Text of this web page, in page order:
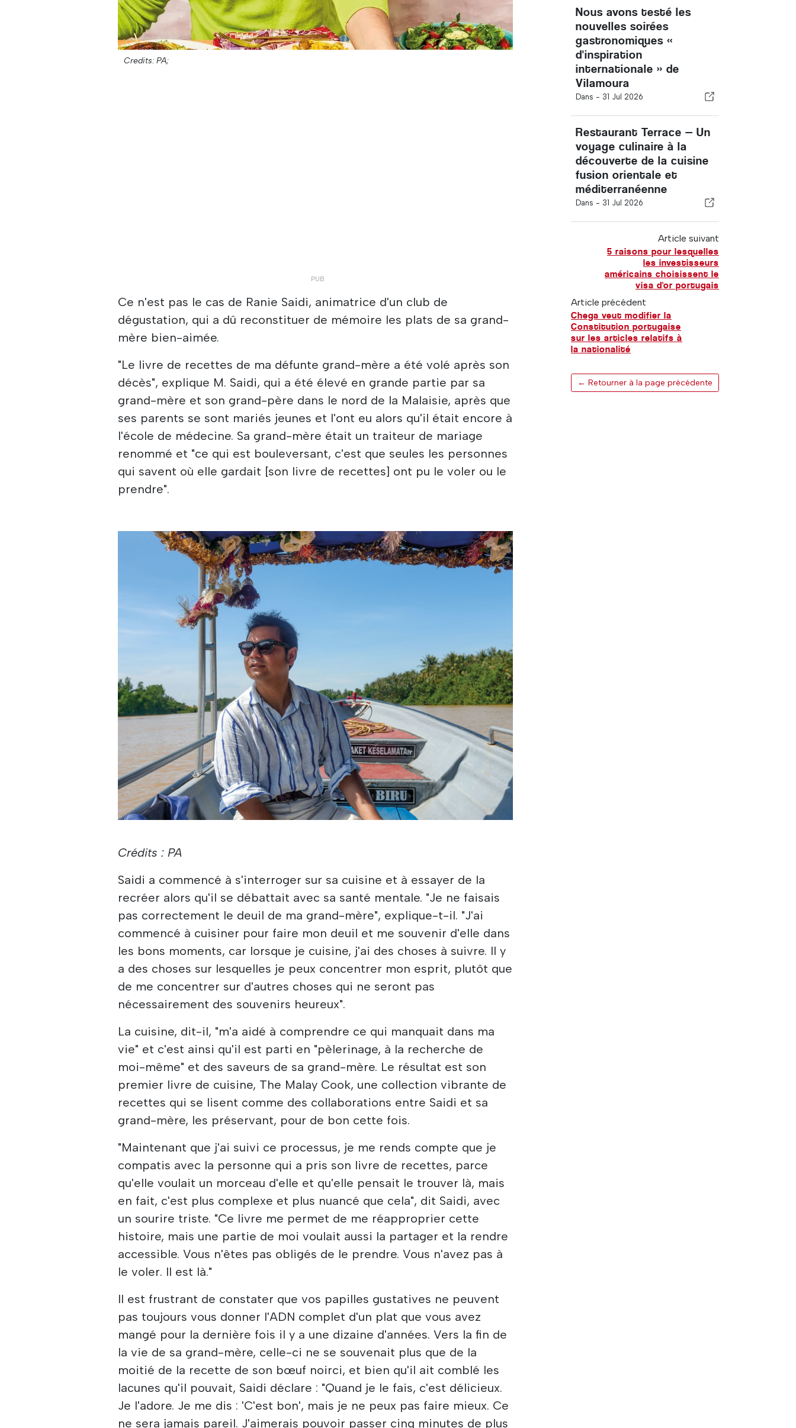
Credits: PA;
Ce n'est pas le cas de Ranie Saidi, animatrice d'un club de
dégustation, qui a dû reconstituer de mémoire les plats de sa grand-
mère bien-aimée.
"Le livre de recettes de ma défunte grand-mère a été volé après son
décès", explique M. Saidi, qui a été élevé en grande partie par sa
grand-mère et son grand-père dans le nord de la Malaisie, après que
ses parents se sont mariés jeunes et l'ont eu alors qu'il était encore à
l'école de médecine. Sa grand-mère était un traiteur de mariage
renommé et "ce qui est bouleversant, c'est que seules les personnes
qui savent où elle gardait [son livre de recettes] ont pu le voler ou le
prendre".
Crédits : PA
Saidi a commencé à s'interroger sur sa cuisine et à essayer de la
recréer alors qu'il se débattait avec sa santé mentale. "Je ne faisais
pas correctement le deuil de ma grand-mère", explique-t-il. "J'ai
commencé à cuisiner pour faire mon deuil et me souvenir d'elle dans
les bons moments, car lorsque je cuisine, j'ai des choses à suivre. Il y
a des choses sur lesquelles je peux concentrer mon esprit, plutôt que
de me concentrer sur d'autres choses qui ne seront pas
nécessairement des souvenirs heureux".
La cuisine, dit-il, "m'a aidé à comprendre ce qui manquait dans ma
vie" et c'est ainsi qu'il est parti en "pèlerinage, à la recherche de
moi-même" et des saveurs de sa grand-mère. Le résultat est son
premier livre de cuisine, The Malay Cook, une collection vibrante de
recettes qui se lisent comme des collaborations entre Saidi et sa
grand-mère, les préservant, pour de bon cette fois.
"Maintenant que j'ai suivi ce processus, je me rends compte que je
compatis avec la personne qui a pris son livre de recettes, parce
qu'elle voulait un morceau d'elle et qu'elle pensait le trouver là, mais
en fait, c'est plus complexe et plus nuancé que cela", dit Saidi, avec
un sourire triste. "Ce livre me permet de me réapproprier cette
histoire, mais une partie de moi voulait aussi la partager et la rendre
accessible. Vous n'êtes pas obligés de le prendre. Vous n'avez pas à
le voler. Il est là."
Il est frustrant de constater que vos papilles gustatives ne peuvent
pas toujours vous donner l'ADN complet d'un plat que vous avez
mangé pour la dernière fois il y a une dizaine d'années. Vers la fin de
la vie de sa grand-mère, celle-ci ne se souvenait plus que de la
moitié de la recette de son bœuf noirci, et bien qu'il ait comblé les
lacunes qu'il pouvait, Saidi déclare : "Quand je le fais, c'est délicieux.
Je l'adore. Je me dis : 'C'est bon', mais je ne peux pas faire mieux. Ce
ne sera jamais pareil. J'aimerais pouvoir passer cinq minutes de plus
Nous avons testé les
nouvelles soirées
gastronomiques «
d'inspiration
internationale » de
Vilamoura
Dans - 31 Jul 2026
Restaurant Terrace — Un
voyage culinaire à la
découverte de la cuisine
fusion orientale et
méditerranéenne
Dans - 31 Jul 2026
Article suivant
5 raisons pour lesquelles
les investisseurs
américains choisissent le
visa d'or portugais
Article précédent
Chega veut modifier la
Constitution portugaise
sur les articles relatifs à
la nationalité
← Retourner à la page précédente